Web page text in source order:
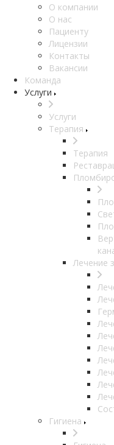
О компании
О нас
Пациенту
Лицензии
Контакты
Вакансии
Команда
Услуги
Услуги
Терапия
Терапия
Лечение
Гигиена